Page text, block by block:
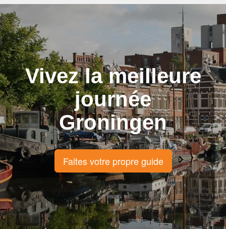
Vivez la meilleure
journée
Groningen
Faites votre propre guide